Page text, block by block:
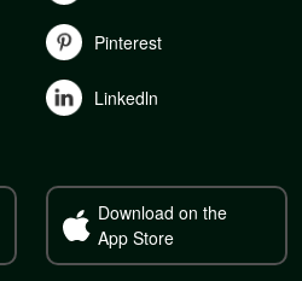
Pinterest
Linkedln
Download on the
App Store